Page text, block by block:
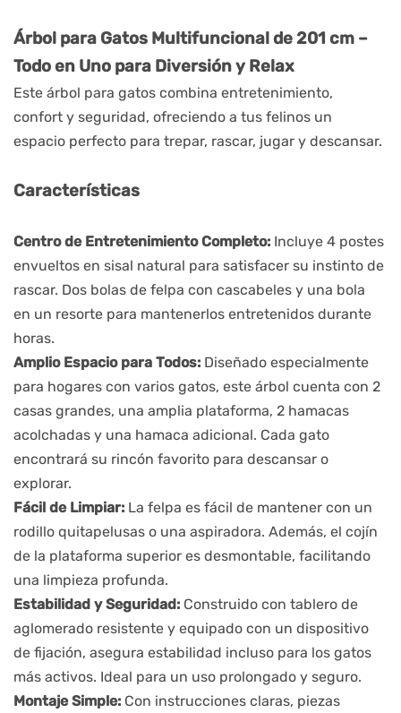
Árbol para Gatos Multifuncional de 201 cm –
Todo en Uno para Diversión y Relax
Este árbol para gatos combina entretenimiento,
confort y seguridad, ofreciendo a tus felinos un
espacio perfecto para trepar, rascar, jugar y descansar.
Características
Centro de Entretenimiento Completo: Incluye 4 postes
envueltos en sisal natural para satisfacer su instinto de
rascar. Dos bolas de felpa con cascabeles y una bola
en un resorte para mantenerlos entretenidos durante
horas.
Amplio Espacio para Todos: Diseñado especialmente
para hogares con varios gatos, este árbol cuenta con 2
casas grandes, una amplia plataforma, 2 hamacas
acolchadas y una hamaca adicional. Cada gato
encontrará su rincón favorito para descansar o
explorar.
Fácil de Limpiar: La felpa es fácil de mantener con un
rodillo quitapelusas o una aspiradora. Además, el cojín
de la plataforma superior es desmontable, facilitando
una limpieza profunda.
Estabilidad y Seguridad: Construido con tablero de
aglomerado resistente y equipado con un dispositivo
de fijación, asegura estabilidad incluso para los gatos
más activos. Ideal para un uso prolongado y seguro.
Montaje Simple: Con instrucciones claras, piezas